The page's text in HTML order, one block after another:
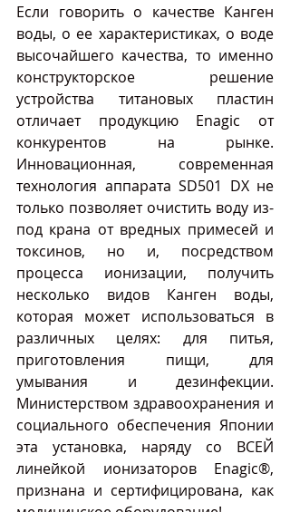
Если говорить о качестве Канген
воды, о ее характеристиках, о воде
высочайшего качества, то именно
конструкторское решение
устройства титановых пластин
отличает продукцию Enagic от
конкурентов на рынке.
Инновационная, современная
технология аппарата SD501 DX не
только позволяет очистить воду из-
под крана от вредных примесей и
токсинов, но и, посредством
процесса ионизации, получить
несколько видов Канген воды,
которая может использоваться в
различных целях: для питья,
приготовления пищи, для
умывания и дезинфекции.
Министерством здравоохранения и
социального обеспечения Японии
эта установка, наряду со ВСЕЙ
линейкой ионизаторов Enagic®,
признана и сертифицирована, как